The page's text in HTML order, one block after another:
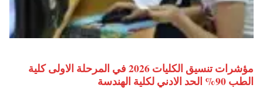
مؤشرات تنسيق الكليات 2026 في المرحلة الاولى كلية
الطب 90% الحد الادني لكلية الهندسة